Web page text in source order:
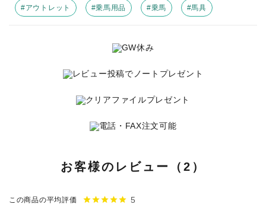
#アウトレット #乗馬用品 #乗馬 #馬具
お客様のレビュー（2）
この商品の平均評価 starstarstarstarstar 5